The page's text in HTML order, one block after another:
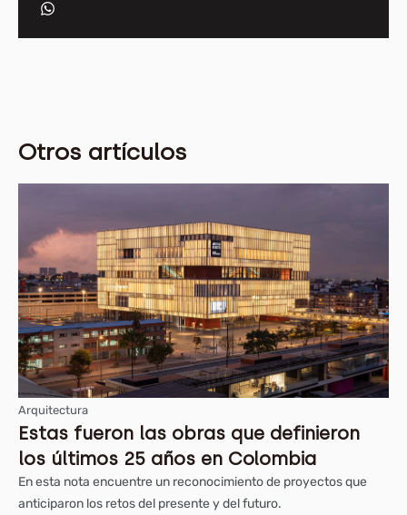
Otros artículos
Arquitectura
Estas fueron las obras que definieron
los últimos 25 años en Colombia
En esta nota encuentre un reconocimiento de proyectos que
anticiparon los retos del presente y del futuro.